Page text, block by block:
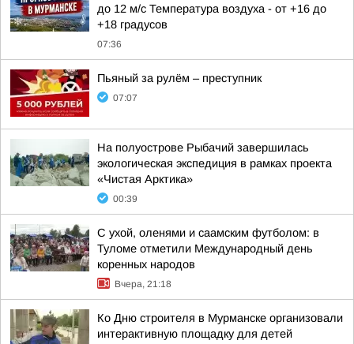
до 12 м/с Температура воздуха - от +16 до
+18 градусов
07:36
Пьяный за рулём – преступник
07:07
На полуострове Рыбачий завершилась
экологическая экспедиция в рамках проекта
«Чистая Арктика»
00:39
С ухой, оленями и саамским футболом: в
Туломе отметили Международный день
коренных народов
Вчера, 21:18
Ко Дню строителя в Мурманске организовали
интерактивную площадку для детей